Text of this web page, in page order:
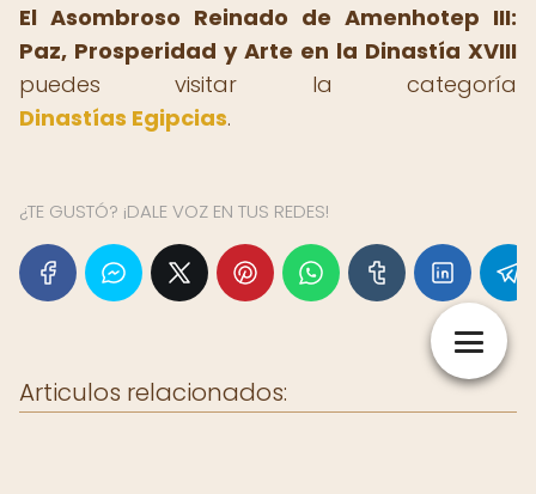
El Asombroso Reinado de Amenhotep III:
Paz, Prosperidad y Arte en la Dinastía XVIII
puedes visitar la categoría
Dinastías Egipcias.
¿TE GUSTÓ? ¡DALE VOZ EN TUS REDES!
Articulos relacionados: